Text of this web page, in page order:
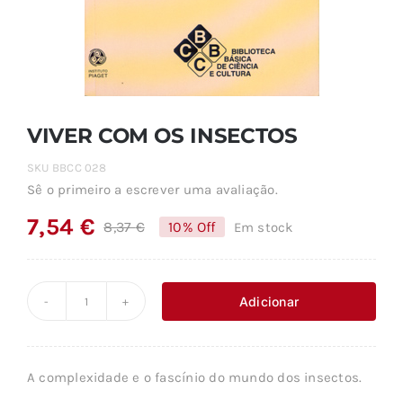
VIVER COM OS INSECTOS
SKU BBCC 028
Sê o primeiro a escrever uma avaliação.
8,37€O
era:
7,54 €
O
é:
10% Off Em stock
Adicionar
A complexidade e o fascínio do mundo dos insectos.